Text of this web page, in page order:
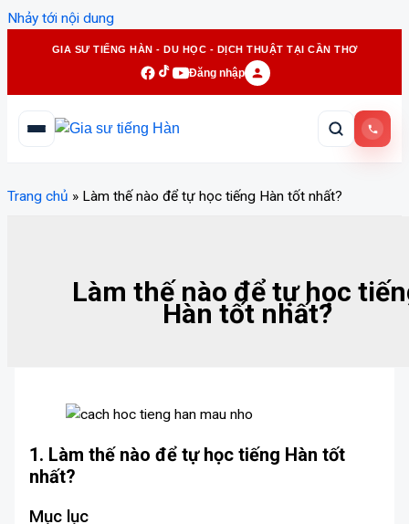
Nhảy tới nội dung
GIA SƯ TIẾNG HÀN - DU HỌC - DỊCH THUẬT TẠI CẦN THƠ
Đăng nhập
Trang chủ » Làm thế nào để tự học tiếng Hàn tốt nhất?
Làm thế nào để tự học
Hàn tốt nhất?
1. Làm thế nào để tự học tiếng Hàn tốt
nhất?
Mục lục